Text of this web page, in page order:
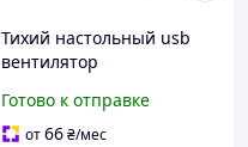
Тихий настольный usb
вентилятор
подсветкой
Готово к отправке
от66₴/мес